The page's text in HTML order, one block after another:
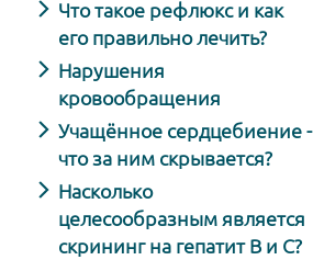
Что такое рефлюкс и как
его правильно лечить?
Нарушения
кровообращения
Учащённое сердцебиение -
что за ним скрывается?
Насколько
целесообразным является
скрининг на гепатит В и С?